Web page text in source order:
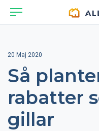
20 Maj 2020
Så
rabatter
gillar